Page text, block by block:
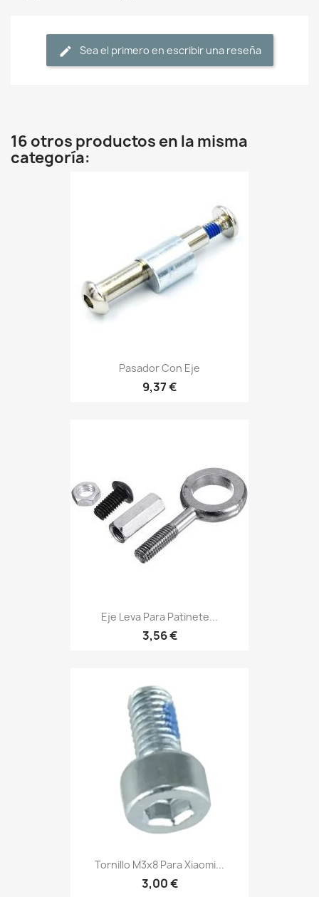
Sea el primero en escribir una reseña
16 otros productos en la misma
categoría:
Pasador Con Eje
9,37 €
Eje Leva Para Patinete...
3,56 €
Tornillo M3x8 Para Xiaomi...
3,00 €